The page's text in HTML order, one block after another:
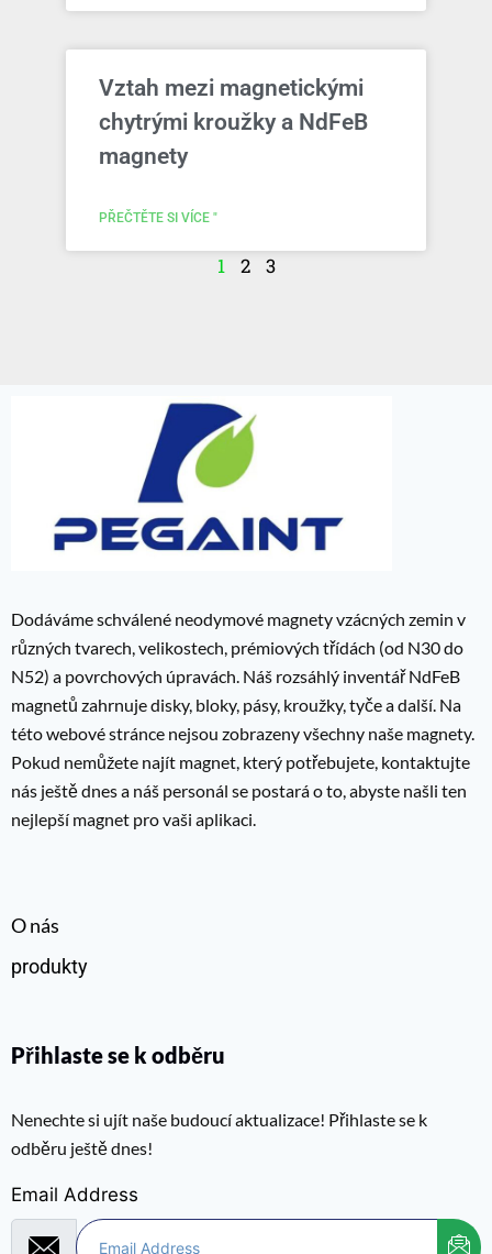
Vztah mezi magnetickými
chytrými kroužky a NdFeB
magnety
PŘEČTĚTE SI VÍCE "
1 2 3
Dodáváme schválené neodymové magnety vzácných zemin v
různých tvarech, velikostech, prémiových třídách (od N30 do
N52) a povrchových úpravách. Náš rozsáhlý inventář NdFeB
magnetů zahrnuje disky, bloky, pásy, kroužky, tyče a další. Na
této webové stránce nejsou zobrazeny všechny naše magnety.
Pokud nemůžete najít magnet, který potřebujete, kontaktujte
nás ještě dnes a náš personál se postará o to, abyste našli ten
nejlepší magnet pro vaši aplikaci.
O nás
produkty
Přihlaste se k odběru
Nenechte si ujít naše budoucí aktualizace! Přihlaste se k
odběru ještě dnes!
Email Address